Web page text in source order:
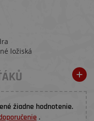
ložiská
žiadne hodnotenie.
.